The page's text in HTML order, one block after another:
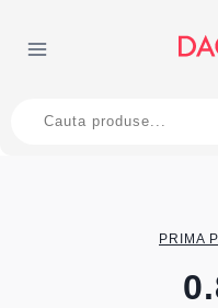
content
search
PRIMA